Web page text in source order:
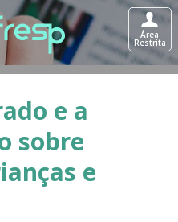
Área
Restrita
e a
sobre
e